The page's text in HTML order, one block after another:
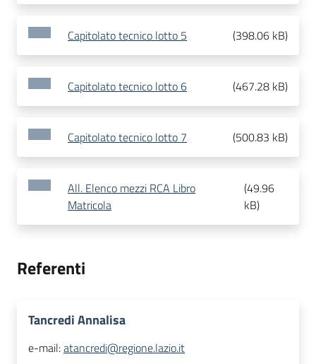
Capitolato tecnico lotto 5 (398.06 kB)
Capitolato tecnico lotto 6 (467.28 kB)
Capitolato tecnico lotto 7 (500.83 kB)
All. Elenco mezzi RCA Libro
Matricola
(49.96
kB)
Referenti
Tancredi Annalisa
e-mail:atancredi@regione.lazio.it